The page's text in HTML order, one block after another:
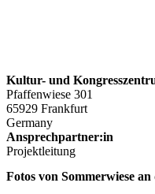
Kultur- und
Pfaffenwiese 301
65929 Frankfurt
Germany
Ansprechpartner:in
Projektleitung
Fotos von Sommerwiese